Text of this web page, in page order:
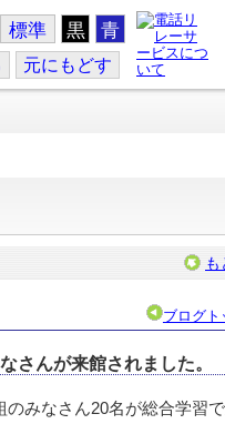
標準 黒 青
元にもどす
も
ブログト
さんが来館されました。
みなさん20名が総合学習